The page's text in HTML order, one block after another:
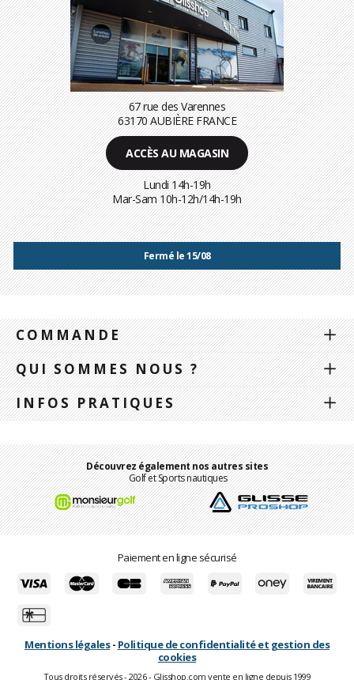
67 rue des Varennes
63170 AUBIÈRE FRANCE
ACCÈS AU MAGASIN
Lundi 14h-19h
Mar-Sam 10h-12h/14h-19h
Fermé le 15/08
COMMANDE
QUI SOMMES NOUS ?
INFOS PRATIQUES
Découvrez également nos autres sites
Golf et Sports nautiques
Paiement en ligne sécurisé
Mentions légales- Politique de confidentialité et gestion des
cookies
Tous droits réservés - 2026 - Glisshop.com vente en ligne depuis 1999